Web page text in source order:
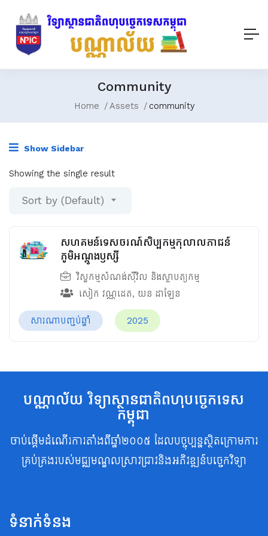
Community
Home Assets community
Show Sidebar
Showing the single result
Sort by (Default)
សហគមន៍ទេសចរណ៍សិប្បកម្មកុលាលភាជន៍
ភូមិអណ្តូងឫស្សី
វិស្វកម្មសំណង់ស៊ីវិល និងស្ថាបត្យកម្ម
សៀក វណ្ណដេត, យន ដាឡែន
សារណាបញ្ចប់ឆ្នាំ 2025
បណ្ណាល័យ វិទ្យាស្ថានជាតិពហុបច្ចេកទេស
កម្ពុជា
ចាប់ផ្តើមដំណើរការតាំងពីឆ្នាំ២០០៥ ដែលបច្ចុប្បន្នស្ថិតក្រោមការ
គ្រប់គ្រងរបស់មជ្ឈមណ្ឌលស្រាវជ្រាវនិងអភិវឌ្ឍន៍បច្ចេកវិទ្យា
ទំនាក់ទំនង